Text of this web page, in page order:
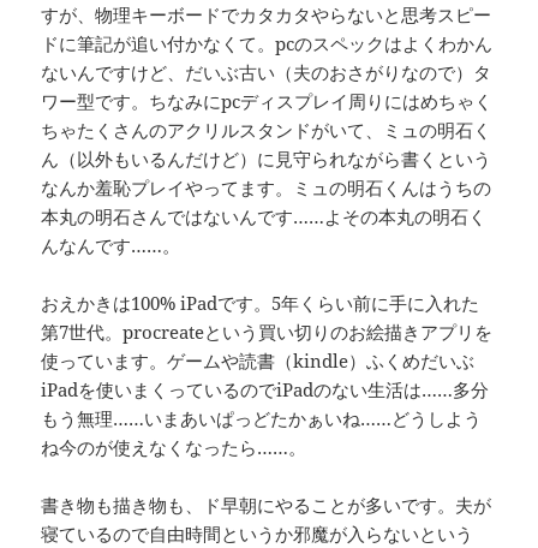
すが、物理キーボードでカタカタやらないと思考スピー
ドに筆記が追い付かなくて。pcのスペックはよくわかん
ないんですけど、だいぶ古い（夫のおさがりなので）タ
ワー型です。ちなみにpcディスプレイ周りにはめちゃく
ちゃたくさんのアクリルスタンドがいて、ミュの明石く
ん（以外もいるんだけど）に見守られながら書くという
なんか羞恥プレイやってます。ミュの明石くんはうちの
本丸の明石さんではないんです……よその本丸の明石く
んなんです……。
おえかきは100% iPadです。5年くらい前に手に入れた
第7世代。procreateという買い切りのお絵描きアプリを
使っています。ゲームや読書（kindle）ふくめだいぶ
iPadを使いまくっているのでiPadのない生活は……多分
もう無理……いまあいぱっどたかぁいね……どうしよう
ね今のが使えなくなったら……。
書き物も描き物も、ド早朝にやることが多いです。夫が
寝ているので自由時間というか邪魔が入らないという